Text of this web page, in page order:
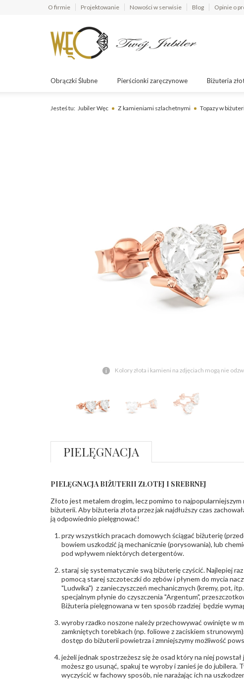
O firmie Projektowanie Nowości w serwisie Blog Opinie o
Obrączki Ślubne Pierścionki zaręczynowe Biżuteria
Jesteś tu: Jubiler Węc Z kamieniami szlachetnymi Topazy w
Kolory złota i kamieni na zdjęciach mogą nie
PIELĘGNACJA
PIELĘGNACJA BIŻUTERII ZŁOTEJ I SREBRNEJ
Złoto jest metalem drogim, lecz pomimo to najpopularniejszym
biżuterii. Aby biżuteria złota przez jak najdłuższy czas
ją odpowiednio pielęgnować!
przy wszystkich pracach domowych ściągać biżuterię
bowiem uszkodzić ją mechanicznie (porysowania), lub
pod wpływem niektórych detergentów.
staraj się systematycznie swą biżuterię czyścić. Najlepiej
pomocą starej szczoteczki do zębów i płynem do mycia
"Ludwika") z zanieczyszczeń mechanicznych (kremy, pot,
specjalnym płynie do czyszczenia "Argentum",
Biżuteria pielęgnowana w ten sposób rzadziej będzie
wyroby rzadko noszone należy przechowywać owinięte w
zamkniętych torebkach (np. foliowe z zaciskiem
dostęp do biżuterii powietrza i zmniejszymy możliwość
jeżeli jednak spostrzeżesz się że osad który na niej
możesz go usunąć, spakuj te wyroby i zanieś je do jubilera.
wyczyścić w fachowy sposób, nie narażając ich na